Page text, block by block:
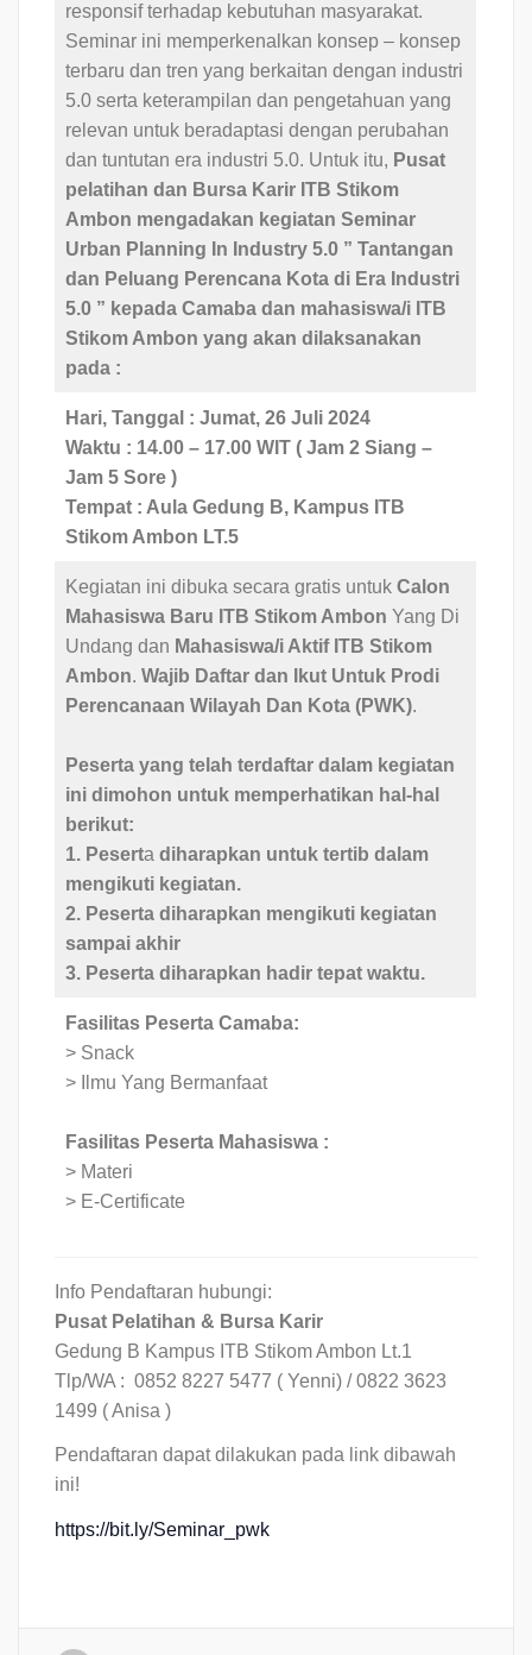
responsif terhadap kebutuhan masyarakat.
Seminar ini memperkenalkan konsep – konsep
terbaru dan tren yang berkaitan dengan industri
5.0 serta keterampilan dan pengetahuan yang
relevan untuk beradaptasi dengan perubahan
dan tuntutan era industri 5.0. Untuk itu, Pusat
pelatihan dan Bursa Karir ITB Stikom
Ambon mengadakan kegiatan Seminar
Urban Planning In Industry 5.0 ” Tantangan
dan Peluang Perencana Kota di Era Industri
5.0 ” kepada Camaba dan mahasiswa/i ITB
Stikom Ambon yang akan dilaksanakan
pada :
Hari, Tanggal : Jumat, 26 Juli 2024
Waktu : 14.00 – 17.00 WIT ( Jam 2 Siang –
Jam 5 Sore )
Tempat : Aula Gedung B, Kampus ITB
Stikom Ambon LT.5
Kegiatan ini dibuka secara gratis untuk Calon
Mahasiswa Baru ITB Stikom Ambon Yang Di
Undang dan Mahasiswa/i Aktif ITB Stikom
Ambon. Wajib Daftar dan Ikut Untuk Prodi
Perencanaan Wilayah Dan Kota (PWK).
Peserta yang telah terdaftar dalam kegiatan
ini dimohon untuk memperhatikan hal-hal
berikut:
1. Peserta diharapkan untuk tertib dalam
mengikuti kegiatan.
2. Peserta diharapkan mengikuti kegiatan
sampai akhir
3. Peserta diharapkan hadir tepat waktu.
Fasilitas Peserta Camaba:
> Snack
> Ilmu Yang Bermanfaat
Fasilitas Peserta Mahasiswa :
> Materi
> E-Certificate
Info Pendaftaran hubungi:
Pusat Pelatihan & Bursa Karir
Gedung B Kampus ITB Stikom Ambon Lt.1
Tlp/WA : 0852 8227 5477 ( Yenni) / 0822 3623
1499 ( Anisa )
Pendaftaran dapat dilakukan pada link dibawah
ini!
https://bit.ly/Seminar_pwk